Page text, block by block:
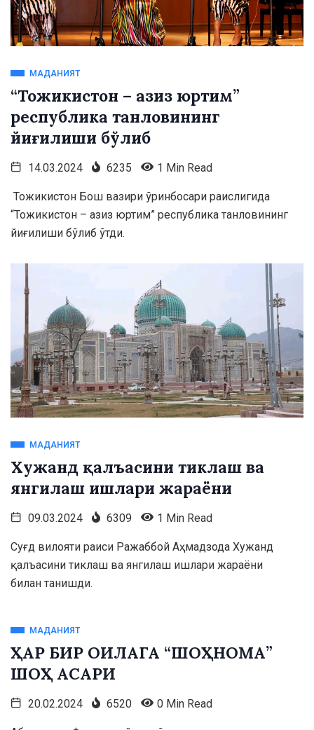
МАДАНИЯТ
“Тожикистон – азиз юртим”
республика танловининг
йиғилиши бўлиб
14.03.2024 6235 1 Min Read
Тожикистон Бош вазири ўринбосари раислигида
“Тожикистон – азиз юртим” республика танловининг
йиғилиши бўлиб ўтди.
МАДАНИЯТ
Хужанд қалъасини тиклаш ва
янгилаш ишлари жараёни
09.03.2024 6309 1 Min Read
Суғд вилояти раиси Ражаббой Аҳмадзода Хужанд
қалъасини тиклаш ва янгилаш ишлари жараёни
билан танишди.
МАДАНИЯТ
ҲАР БИР ОИЛАГА “ШОҲНОМА”
ШОҲ АСАРИ
20.02.2024 6520 0 Min Read